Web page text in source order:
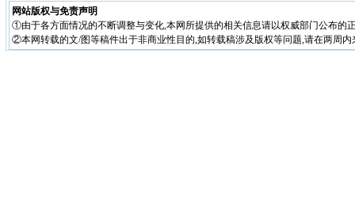
网站版权与免责声明
①由于各方面情况的不断调整与变化,本网所提供的相关信息请以权威部门公布的
②本网转载的文/图等稿件出于非商业性目的,如转载稿涉及版权等问题,请在两周内